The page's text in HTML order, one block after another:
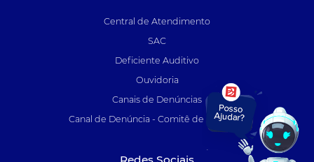
Central de Atendimento
SAC
Deficiente Auditivo
Ouvidoria
Canais de Denúncias
Canal de Denúncia - Comitê de Auditoria
Redes Sociais